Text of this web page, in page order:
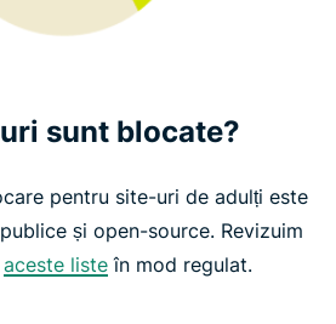
sunt blocate?
pentru site-uri de adulți este
și open-source. Revizuim
aceste listeîn mod regulat.